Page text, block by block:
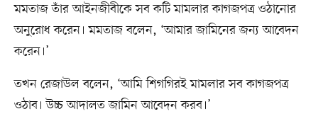
মমতাজ তাঁর আইনজীবীকে সব কটি মামলার কাগজপত্র ওঠানোর
অনুরোধ করেন। মমতাজ বলেন, ‘আমার জামিনের জন্য আবেদন
করেন।’
তখন রেজাউল বলেন, ‘আমি শিগগিরই মামলার সব কাগজপত্র
ওঠাব। উচ্চ আদালত জামিন আবেদন করব।’